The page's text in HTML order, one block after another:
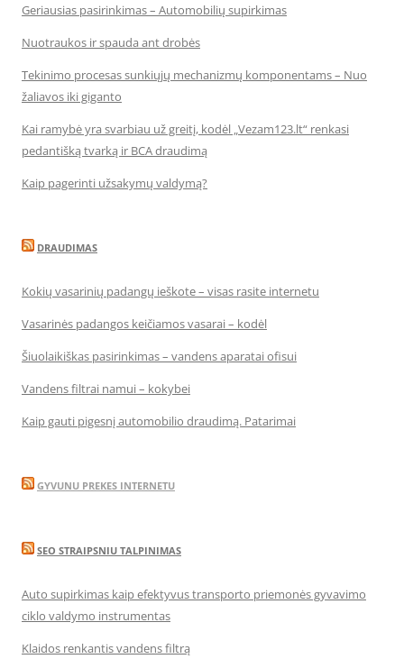
Geriausias pasirinkimas – Automobilių supirkimas
Nuotraukos ir spauda ant drobės
Tekinimo procesas sunkiųjų mechanizmų komponentams – Nuo
žaliavos iki giganto
Kai ramybė yra svarbiau už greitį, kodėl „Vezam123.lt“ renkasi
pedantišką tvarką ir BCA draudimą
Kaip pagerinti užsakymų valdymą?
DRAUDIMAS
Kokių vasarinių padangų ieškote – visas rasite internetu
Vasarinės padangos keičiamos vasarai – kodėl
Šiuolaikiškas pasirinkimas – vandens aparatai ofisui
Vandens filtrai namui – kokybei
Kaip gauti pigesnį automobilio draudimą. Patarimai
GYVUNU PREKES INTERNETU
SEO STRAIPSNIU TALPINIMAS
Auto supirkimas kaip efektyvus transporto priemonės gyvavimo
ciklo valdymo instrumentas
Klaidos renkantis vandens filtrą